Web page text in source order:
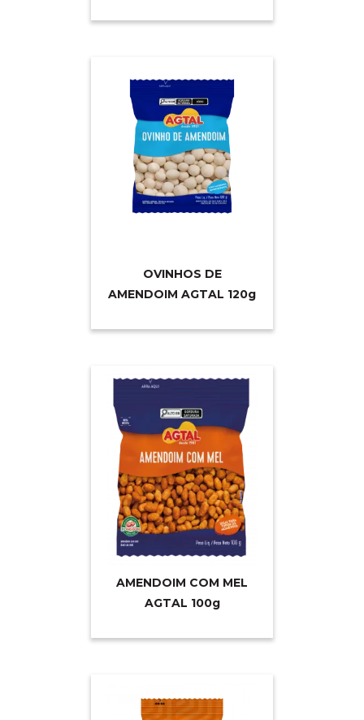
OVINHOS DE
AMENDOIM AGTAL 120g
AMENDOIM COM MEL
AGTAL 100g